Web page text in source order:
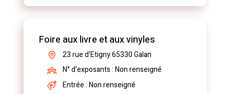
Foire aux livre et aux vinyles
23 rue d'Etigny 65330 Galan
N° d'exposants : Non renseigné
Entrée : Non renseigné